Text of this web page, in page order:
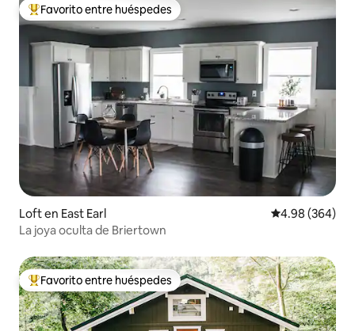
De los mejores en Favorito entre huéspedes
Favorito entre huéspedes
Loft en East Earl Calificación
4.98 (364)
La joya oculta de Briertown
De los mejores en Favorito entre huéspedes
Favorito entre huéspedes